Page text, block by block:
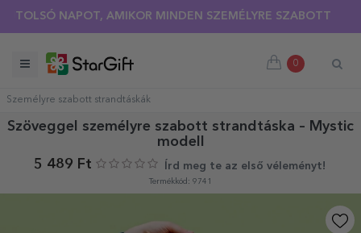
NAPOT, AMIKOR MINDEN SZEMÉLYRE SZABOTT PÓLÓRA
0
Személyre szabott strandtáskák
Szöveggel személyre szabott strandtáska – Mystic
modell
5 489 Ft
Írd meg te az első véleményt!
Termékkód: 9741